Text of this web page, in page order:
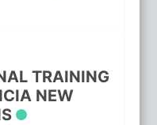
TRAINING
NEW